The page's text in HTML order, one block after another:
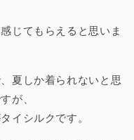
じてもらえると思いま
夏しか着られないと思
が、
イシルクです。